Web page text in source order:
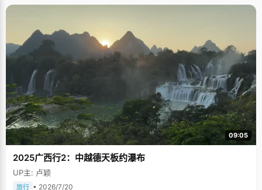
09:05
2025广西行2：中越德天板约瀑布
UP主: 卢颖
旅行 • 2026/7/20